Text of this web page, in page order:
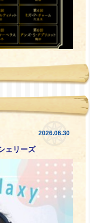
2026.06.30
ェリーズ